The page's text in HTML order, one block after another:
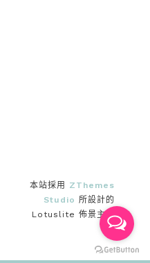
本站採用 ZThemes
Studio 所設計的
Lotuslite 佈景主題